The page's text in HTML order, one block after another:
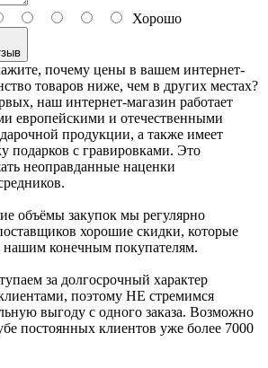
Хорошо
почему цены в вашем интернет-
товаров ниже, чем в других местах?
наш интернет-магазин работает
европейскими и отечественными
продукции, а также имеет
подарков с гравировками. Это
неоправданные наценки
объёмы закупок мы регулярно
хорошие скидки, которые
нашим конечным покупателям.
за долгосрочный характер
поэтому НЕ стремимся
выгоду с одного заказа. Возможно
постоянных клиентов уже более 7000